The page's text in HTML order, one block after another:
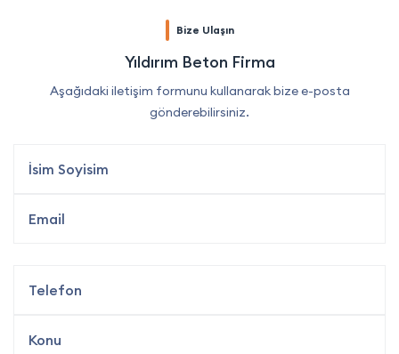
Bize Ulaşın
Yıldırım Beton Firma
Aşağıdaki iletişim formunu kullanarak bize e-posta
gönderebilirsiniz.